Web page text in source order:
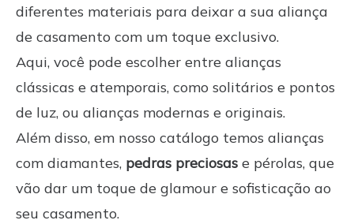
diferentes materiais para deixar a sua aliança
de casamento com um toque exclusivo.
Aqui, você pode escolher entre alianças
clássicas e atemporais, como solitários e pontos
de luz, ou alianças modernas e originais.
Além disso, em nosso catálogo temos alianças
com diamantes, pedras preciosas e pérolas, que
vão dar um toque de glamour e sofisticação ao
seu casamento.